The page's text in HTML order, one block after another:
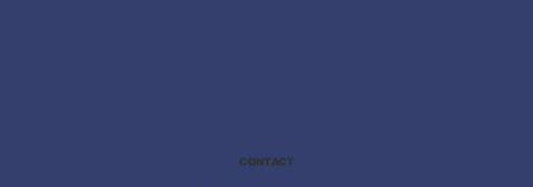
CONTACT